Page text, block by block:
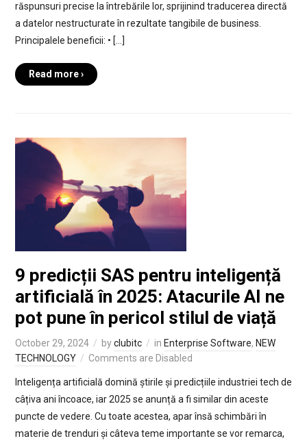
răspunsuri precise la întrebările lor, sprijinind traducerea directă
a datelor nestructurate în rezultate tangibile de business.
Principalele beneficii: • […]
Read more ›
9 predicții SAS pentru inteligență
artificială în 2025: Atacurile AI ne
pot pune în pericol stilul de viață
October 29, 2024 byclubitc in Enterprise Software, NEW
TECHNOLOGY
Comments are Disabled
Inteligența artificială domină știrile și predicțiile industriei tech de
câțiva ani încoace, iar 2025 se anunță a fi similar din aceste
puncte de vedere. Cu toate acestea, apar însă schimbări în
materie de trenduri și câteva teme importante se vor remarca,